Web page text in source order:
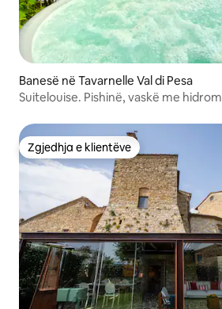
Banesë në Tavarnelle Val di Pesa
Suitelouise. Pishinë, vaskë me
Zgjedhja e klientëve
Zgjedhja e klientëve